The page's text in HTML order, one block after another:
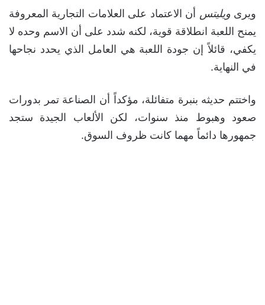
ويرى ويليتس أن الاعتماد على العلامات التجارية المعروفة
يمنح اللعبة انطلاقة قوية، لكنه شدد على أن الاسم وحده لا
يكفي، قائلاً إن جودة اللعبة هي العامل الذي يحدد نجاحها
في النهاية.
واختتم حديثه بنبرة متفائلة، مؤكداً أن الصناعة تمر بدورات
صعود وهبوط منذ سنوات، لكن الألعاب الجيدة ستجد
جمهورها دائماً مهما كانت ظروف السوق.